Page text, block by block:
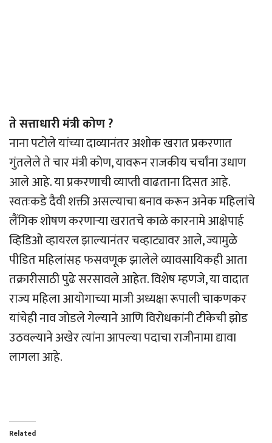
ते सत्ताधारी मंत्री कोण ?
नाना पटोले यांच्या दाव्यानंतर अशोक खरात प्रकरणात
गुंतलेले ते चार मंत्री कोण, यावरून राजकीय चर्चांना उधाण
आले आहे. या प्रकरणाची व्याप्ती वाढताना दिसत आहे.
स्वतःकडे दैवी शक्ती असल्याचा बनाव करून अनेक महिलांचे
लैंगिक शोषण करणार्‍या खरातचे काळे कारनामे आक्षेपार्ह
व्हिडिओ व्हायरल झाल्यानंतर चव्हाट्यावर आले, ज्यामुळे
पीडित महिलांसह फसवणूक झालेले व्यावसायिकही आता
तक्रारीसाठी पुढे सरसावले आहेत. विशेष म्हणजे, या वादात
राज्य महिला आयोगाच्या माजी अध्यक्षा रूपाली चाकणकर
यांचेही नाव जोडले गेल्याने आणि विरोधकांनी टीकेची झोड
उठवल्याने अखेर त्यांना आपल्या पदाचा राजीनामा द्यावा
लागला आहे.
Related